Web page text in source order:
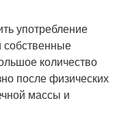
употребление
собственные
количество
после физических
массы и